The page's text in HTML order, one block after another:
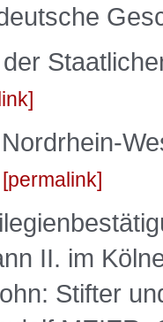
permalink
II. im
Stifter